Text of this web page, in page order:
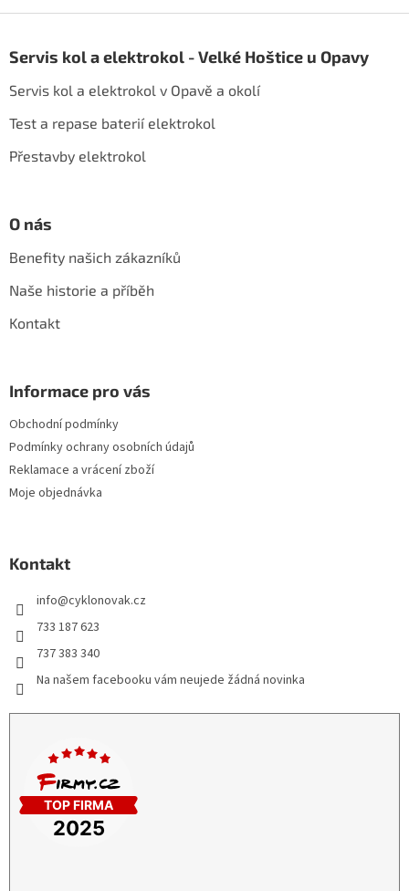
pServis kol a elektrokol - Velké Hoštice u Opavy
Servis kol a elektrokol v Opavě a okolí
Test a repase baterií elektrokol
Přestavby elektrokol
O nás
Benefity našich zákazníků
Naše historie a příběh
Kontakt
Informace pro vás
Obchodní podmínky
Podmínky ochrany osobních údajů
Reklamace a vrácení zboží
Moje objednávka
Kontakt
info@cyklonovak.cz
733 187 623
737 383 340
Na našem facebooku vám neujede žádná novinka